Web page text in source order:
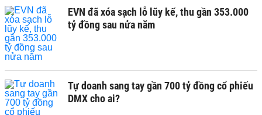
EVN đã xóa sạch lỗ lũy kế, thu gần 353.000
tỷ đồng sau nửa năm
Tự doanh sang tay gần 700 tỷ đồng cổ phiếu
DMX cho ai?